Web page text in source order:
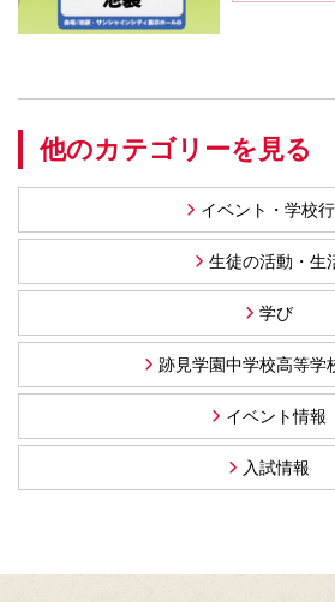
他のカテゴリーを見る
イベント・学校
生徒の活動・生
学び
跡見学園中学校高等学
イベント情報
入試情報